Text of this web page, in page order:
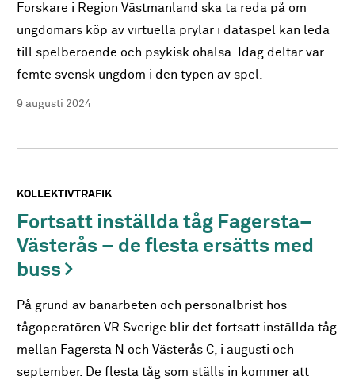
Forskare i Region Västmanland ska ta reda på om
ungdomars köp av virtuella prylar i dataspel kan leda
till spelberoende och psykisk ohälsa. Idag deltar var
femte svensk ungdom i den typen av spel.
9 augusti 2024
KOLLEKTIVTRAFIK
Fortsatt inställda tåg Fagersta–
Västerås – de flesta ersätts med
buss
På grund av banarbeten och personalbrist hos
tågoperatören VR Sverige blir det fortsatt inställda tåg
mellan Fagersta N och Västerås C, i augusti och
september. De flesta tåg som ställs in kommer att